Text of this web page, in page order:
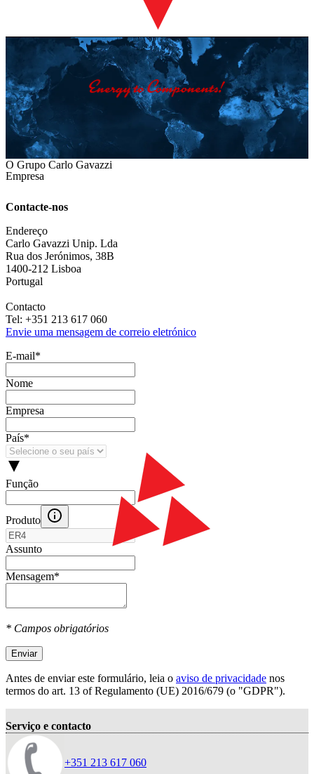
O Grupo Carlo Gavazzi
Empresa
Contacte-nos
Endereço
Carlo Gavazzi Unip. Lda
Rua dos Jerónimos, 38B
1400-212 Lisboa
Portugal
Contacto
Tel: +351 213 617 060
Envie uma mensagem de correio eletrónico
E‑mail*
Nome
Empresa
País*
Função
Produto
Assunto
Mensagem*
* Campos obrigatórios
Enviar
Antes de enviar este formulário, leia o aviso de privacidade nos
termos do art. 13 оf Regulamento (UE) 2016/679 (o "GDPR").
Serviço e contacto
+351 213 617 060